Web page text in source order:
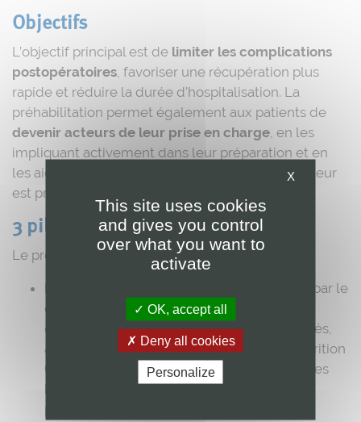
Objectifs
L’objectif principal est de limiter les complications
postopératoires, favoriser une récupération plus
rapide et réduire la durée d’hospitalisation. La
préhabilitation permet également aux patients de
devenir acteurs de leur prise en charge, en les
impliquant activement dans leur préparation et en
les aidant à mieux appréhender la chirurgie qui leur
est proposée.
3 piliers
Le programme repose sur trois piliers :
La préparation nutritionnelle
commence par le
dépistage et la prise en charge de la
dénutrition. Des compléments oraux adaptés,
ainsi que la mise en place de pharmaconutrition
(Oral Impact), sont proposés pour soutenir les
besoins énergétiques et immunitaires du
patient.
X
This site uses cookies
and gives you control
over what you want to
activate
OK, accept all
Deny all cookies
Personalize